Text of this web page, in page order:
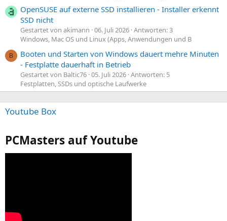
OpenSUSE auf externe SSD installieren - Installer erkennt
SSD nicht
Gestartet von akimann 06. Juli 2026 Antworten: 3
Windows, Mac OS und Linux (Apps, Anwendungen und B
B
Booten und Starten von Windows dauert mehre Minuten
- Festplatte dauerhaft in Betrieb
Gestartet von Baltic76 05. Juli 2026 Antworten: 5
Festplatten, SSDs und optische Laufwerke
Youtube Box
PCMasters auf Youtube